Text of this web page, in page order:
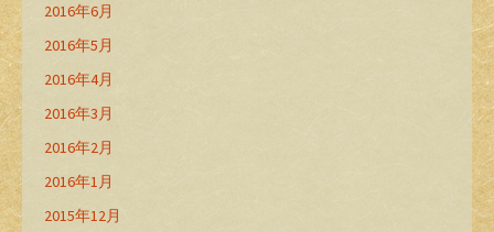
2016年6月
2016年5月
2016年4月
2016年3月
2016年2月
2016年1月
2015年12月